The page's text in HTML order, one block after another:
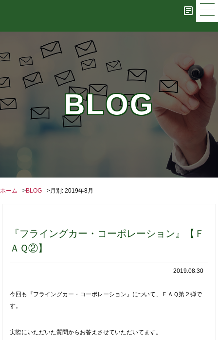
BLOG
ホーム BLOG 月別: 2019年8月
『フライングカー・コーポレーション』【Ｆ
ＡＱ②】
2019.08.30
今回も『フライングカー・コーポレーション』について、ＦＡＱ第２弾で
す。
実際にいただいた質問からお答えさせていただいてます。